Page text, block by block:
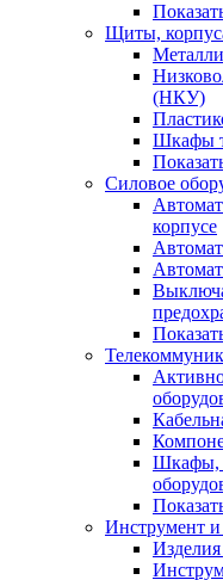
Щиты,
(НКУ)
Шкафы
Силовое
корпусе
Шкафы,
Инструмент и